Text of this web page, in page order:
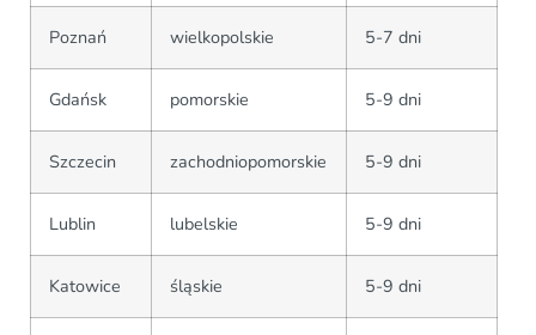
Poznań wielkopolskie 5-7 dni
Gdańsk pomorskie 5-9 dni
Szczecin zachodniopomorskie 5-9 dni
Lublin lubelskie 5-9 dni
Katowice śląskie 5-9 dni